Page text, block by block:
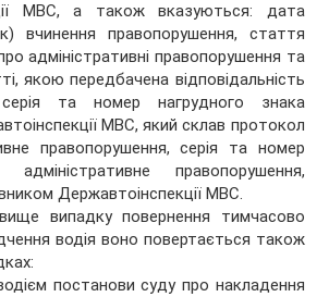
МВС, а також вказуються: дата
вчинення правопорушення, стаття
адміністративні правопорушення та
якою передбачена відповідальність
та номер нагрудного знака
МВС, який склав протокол
правопорушення, серія та номер
правопорушення,
Державтоінспекції МВС.
випадку повернення тимчасово
водія воно повертається також
постанови суду про накладення